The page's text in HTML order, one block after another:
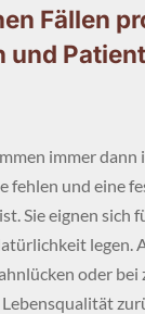
Fällen
und
immer dann
fehlen und eine
Sie eignen sich
legen.
oder bei